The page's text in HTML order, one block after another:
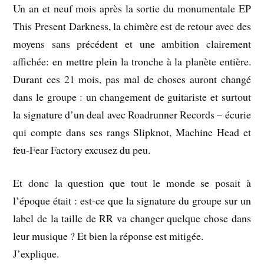
Un an et neuf mois après la sortie du monumentale EP
This Present Darkness, la chimère est de retour avec des
moyens sans précédent et une ambition clairement
affichée: en mettre plein la tronche à la planète entière.
Durant ces 21 mois, pas mal de choses auront changé
dans le groupe : un changement de guitariste et surtout
la signature d’un deal avec Roadrunner Records – écurie
qui compte dans ses rangs Slipknot, Machine Head et
feu-Fear Factory excusez du peu.
Et donc la question que tout le monde se posait à
l’époque était : est-ce que la signature du groupe sur un
label de la taille de RR va changer quelque chose dans
leur musique ? Et bien la réponse est mitigée.
J’explique.